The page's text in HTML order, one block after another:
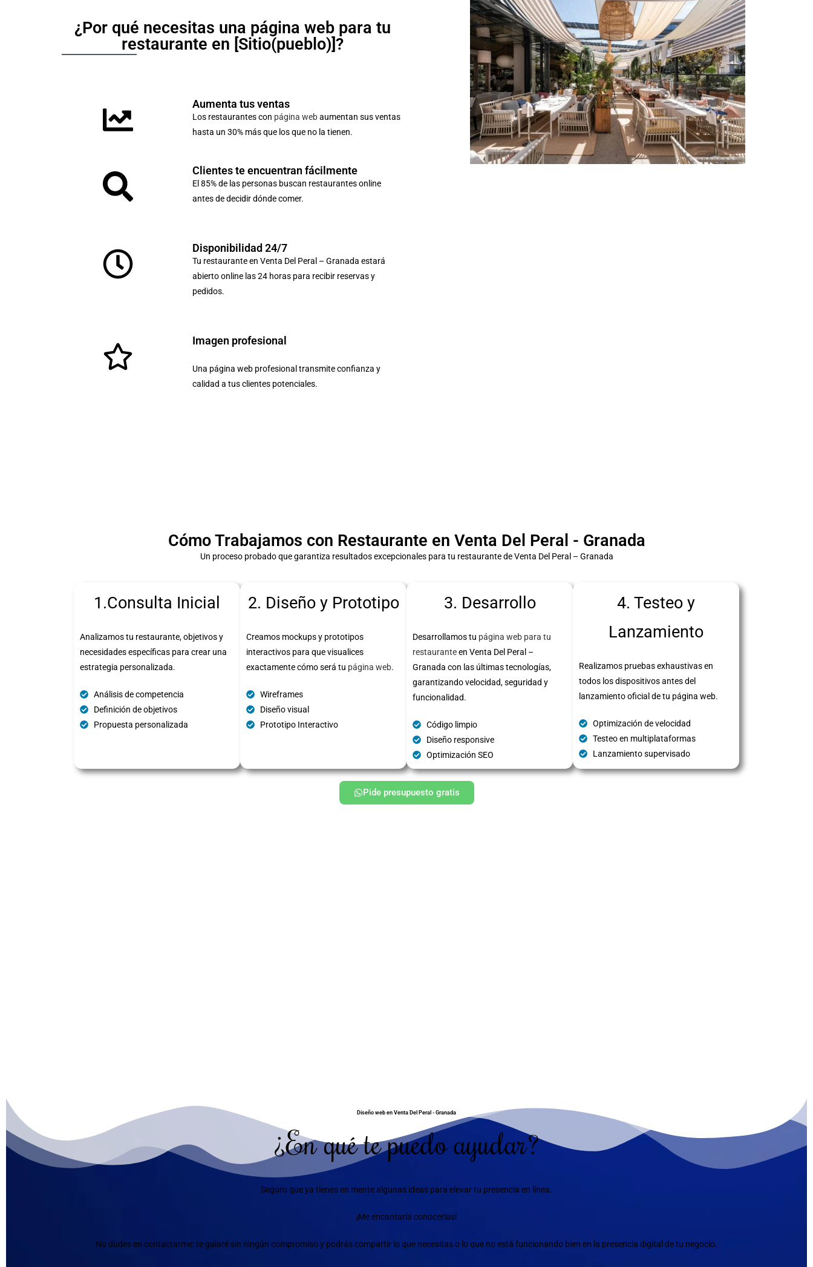
¿Por qué necesitas una página web para tu
restaurante en [Sitio(pueblo)]?
Aumenta tus ventas
Los restaurantes con página webaumentan sus ventas
hasta un 30% más que los que no la tienen.
Clientes te encuentran fácilmente
El 85% de las personas buscan restaurantes online
antes de decidir dónde comer.
Disponibilidad 24/7
Tu restaurante en Venta Del Peral – Granada estará
abierto online las 24 horas para recibir reservas y
pedidos.
Imagen profesional
Una página web profesional transmite confianza y
calidad a tus clientes potenciales.
Cómo Trabajamos con Restaurante en Venta Del Peral - Granada
Un proceso probado que garantiza resultados excepcionales para tu restaurante de Venta Del Peral – Granada
1.Consulta Inicial
Analizamos tu restaurante, objetivos y
necesidades específicas para crear una
estrategia personalizada.
Análisis de competencia
Definición de objetivos
Propuesta personalizada
2. Diseño y Prototipo
Creamos mockups y prototipos
interactivos para que visualices
exactamente cómo será tu página web.
Wireframes
Diseño visual
Prototipo Interactivo
3. Desarrollo
Desarrollamos tu página web para tu
restauranteen Venta Del Peral –
Granada con las últimas tecnologías,
garantizando velocidad, seguridad y
funcionalidad.
Código limpio
Diseño responsive
Optimización SEO
4. Testeo y
Lanzamiento
Realizamos pruebas exhaustivas en
todos los dispositivos antes del
lanzamiento oficial de tu página web.
Optimización de velocidad
Testeo en multiplataformas
Lanzamiento supervisado
Pide presupuesto gratis
Diseño web en Venta Del Peral - Granada
¿En qué te puedo ayudar?
Seguro que ya tienes en mente algunas ideas para elevar tu presencia en línea.
¡Me encantaría conocerlas!
No dudes en contactarme; te guiaré sin ningún compromiso y podrás compartir lo que necesitas o lo que no está funcionando bien en la presencia digital de tu negocio.